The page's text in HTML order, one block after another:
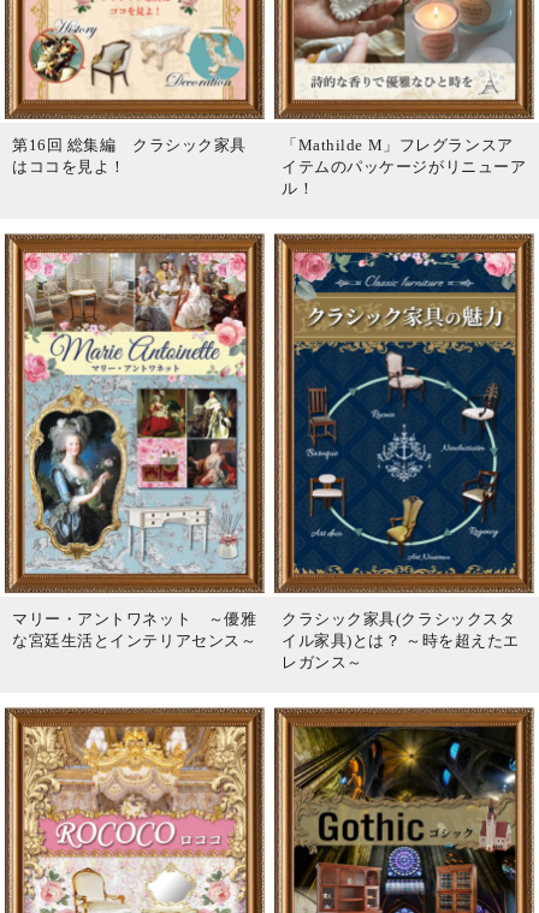
第16回 総集編 クラシック家具
はココを見よ！
「Mathilde M」フレグランスア
イテムのパッケージがリニューア
ル！
マリー・アントワネット ～優雅
な宮廷生活とインテリアセンス～
クラシック家具(クラシックスタ
イル家具)とは？ ～時を超えたエ
レガンス～